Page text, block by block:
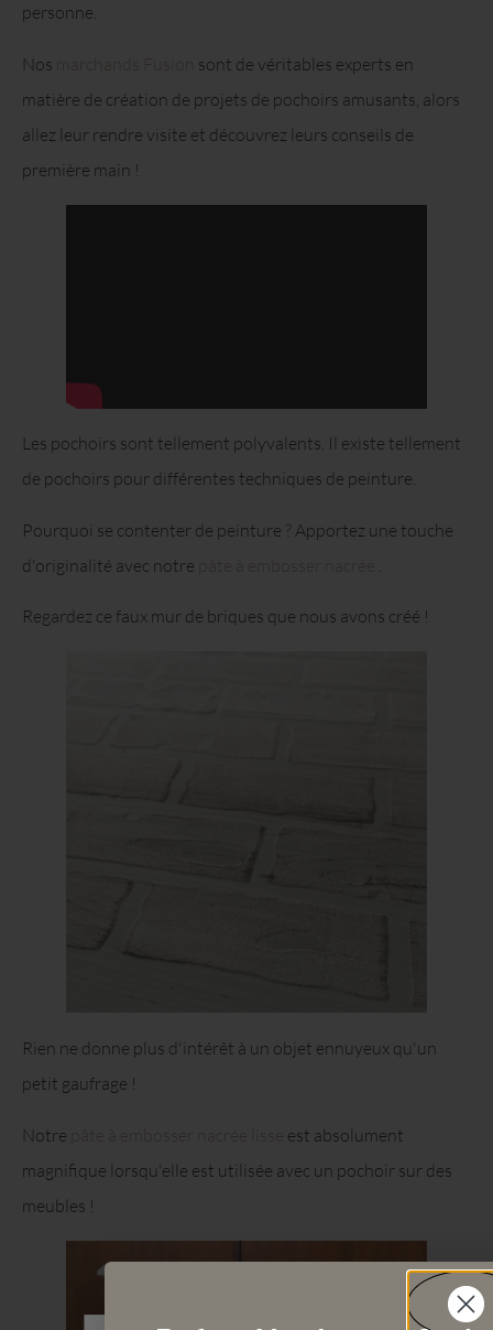
personne.
Nos
sont de véritables experts en
matière de création de projets de pochoirs amusants, alors
allez leur rendre visite et découvrez leurs conseils de
première main !
Les pochoirs sont tellement polyvalents. Il existe tellement
de pochoirs pour différentes techniques de peinture.
Pourquoi se contenter de peinture ? Apportez une touche
d'originalité avec notre
Regardez ce faux mur de briques que nous avons créé !
Rien ne donne plus d'intérêt à un objet ennuyeux qu'un
petit gaufrage !
Notre
est absolument
magnifique lorsqu'elle est utilisée avec un pochoir sur des
meubles !